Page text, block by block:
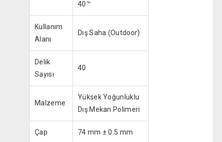
40™
Kullanım
Alanı
Dış Saha (Outdoor)
Delik
Sayısı
40
Malzeme
Yüksek Yoğunluklu
Dış Mekan Polimeri
Çap 74 mm ± 0.5 mm